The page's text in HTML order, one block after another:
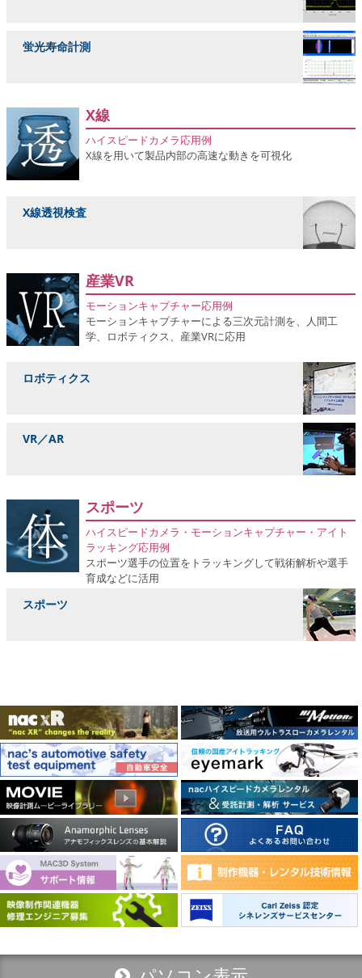
蛍光寿命計測
X線
ハイスピードカメラ応用例
X線を用いて製品内部の高速な動きを可視化
X線透視検査
産業VR
モーションキャプチャー応用例
モーションキャプチャーによる三次元計測を、人間工
学、ロボティクス、産業VRに応用
ロボティクス
VR／AR
スポーツ
ハイスピードカメラ・モーションキャプチャー・アイト
ラッキング応用例
スポーツ選手の位置をトラッキングして戦術解析や選手
育成などに活用
スポーツ